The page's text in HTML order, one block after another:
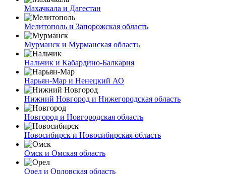
Махачкала и Дагестан
Мелитополь и Запорожская область
Мурманск и Мурманская область
Нальчик и Кабардино-Балкария
Нарьян-Мар и Ненецкий АО
Нижний Новгород и Нижегородская область
Новгород и Новгородская область
Новосибирск и Новосибирская область
Омск и Омская область
Орел и Орловская область